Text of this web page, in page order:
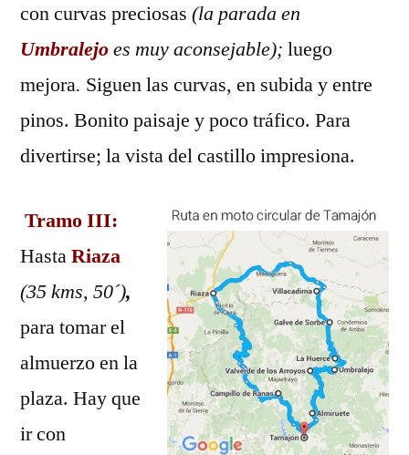
con curvas preciosas (la parada en
Umbralejoes muy aconsejable); luego
mejora. Siguen las curvas, en subida y entre
pinos. Bonito paisaje y poco tráfico. Para
divertirse; la vista del castillo impresiona.
Tramo III:
HastaRiaza
(35 kms, 50´),
para tomar el
almuerzo en la
plaza. Hay que
ir con